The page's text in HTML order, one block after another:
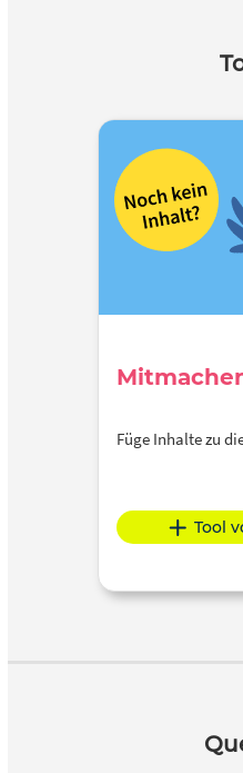
Füge Inhalte zu
Tool